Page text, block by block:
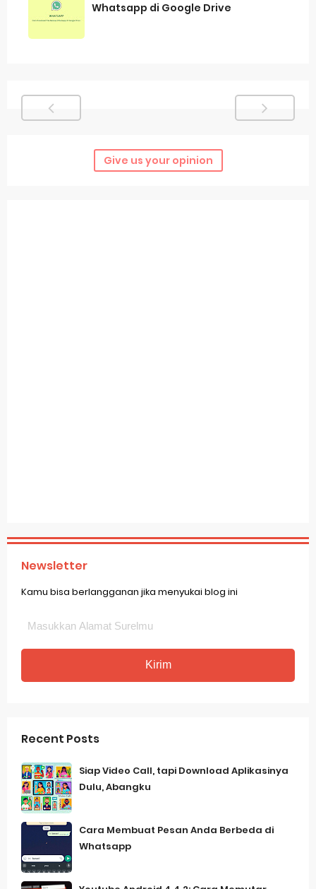
Whatsapp di Google Drive
Give us your opinion
Newsletter
Kamu bisa berlangganan jika menyukai blog ini
Recent Posts
Siap Video Call, tapi Download Aplikasinya
Dulu, Abangku
Cara Membuat Pesan Anda Berbeda di
Whatsapp